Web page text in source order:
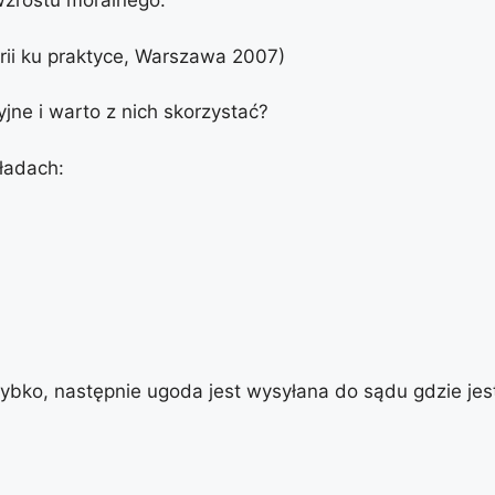
ku praktyce, Warszawa 2007)
i warto z nich skorzystać?
następnie ugoda jest wysyłana do sądu gdzie